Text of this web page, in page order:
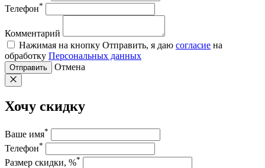
Телефон*
Комментарий
Нажимая на кнопку Отправить, я даю согласие на
обработку Персональных данных
Отправить Отмена
Хочу скидку
Ваше имя*
Телефон*
Размер скидки, %*